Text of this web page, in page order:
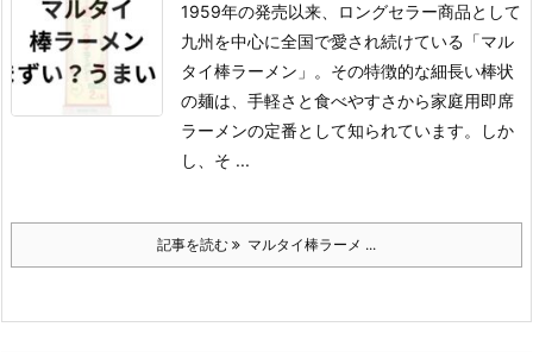
1959年の発売以来、ロングセラー商品として
九州を中心に全国で愛され続けている「マル
タイ棒ラーメン」。 その特徴的な細長い棒状
の麺は、手軽さと食べやすさから家庭用即席
ラーメンの定番として知られています。
しか
し、そ ...
記事を読む マルタイ棒ラーメ ...